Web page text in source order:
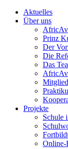
Aktuelles
Über uns
Prinz
Der
Die
Das
Projekte
Schule
Online-